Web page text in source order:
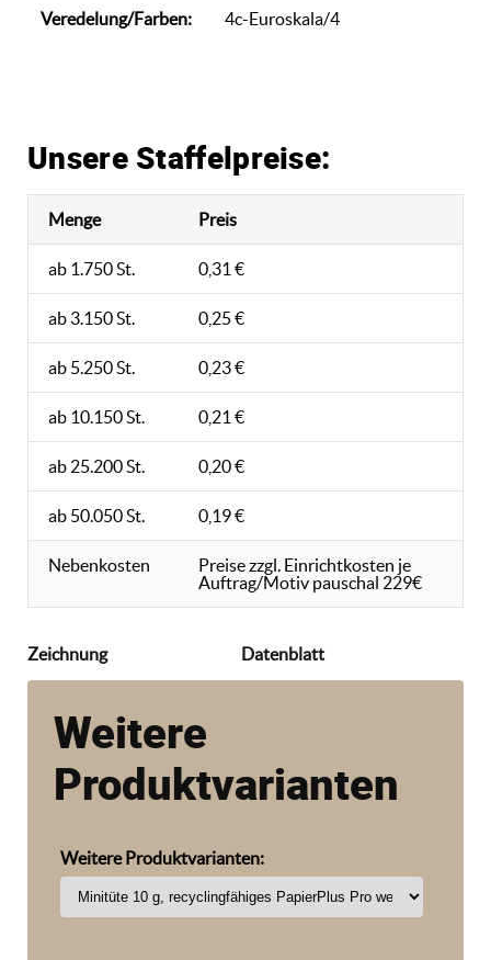
Veredelung/Farben:
4c-Euroskala/4
Unsere Staffelpreise:
Menge Preis
ab 1.750 St. 0,31 €
ab 3.150 St. 0,25 €
ab 5.250 St. 0,23 €
ab 10.150 St. 0,21 €
ab 25.200 St. 0,20 €
ab 50.050 St. 0,19 €
Nebenkosten
Preise zzgl. Einrichtkosten je
Auftrag/Motiv pauschal 229€
Zeichnung Datenblatt
Weitere
Produktvarianten
Weitere Produktvarianten: